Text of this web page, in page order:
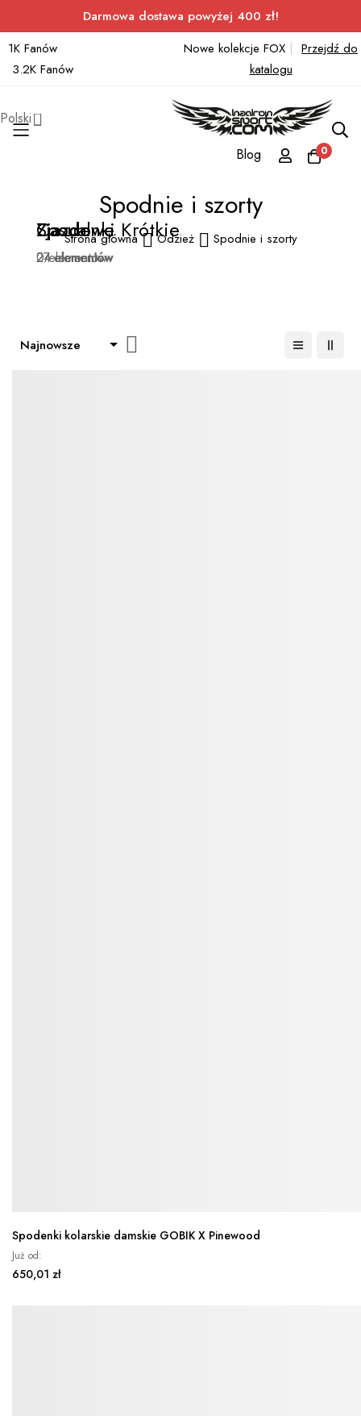
Darmowa dostawa powyżej 400 zł!
1K Fanów
3.2K Fanów
Nowe kolekcje FOX | Przejdź do
katalogu
Polski
Blog
0
treści
Spodnie i szorty
Strona główna Odzież Spodnie i szorty
Zjazdowe
24 elementów
Casual
0 elementów
Spodenki Krótkie
27 elementów
Spodenki kolarskie damskie GOBIK X Pinewood
Już od
650,01 zł